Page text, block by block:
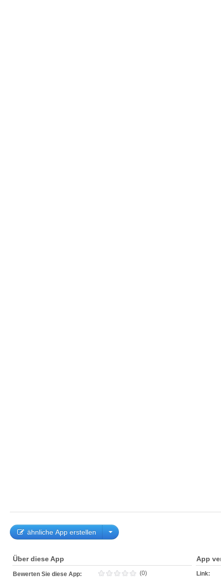
ähnliche App erstellen
Über diese App
Bewerten Sie diese App: (0)
App
Link: